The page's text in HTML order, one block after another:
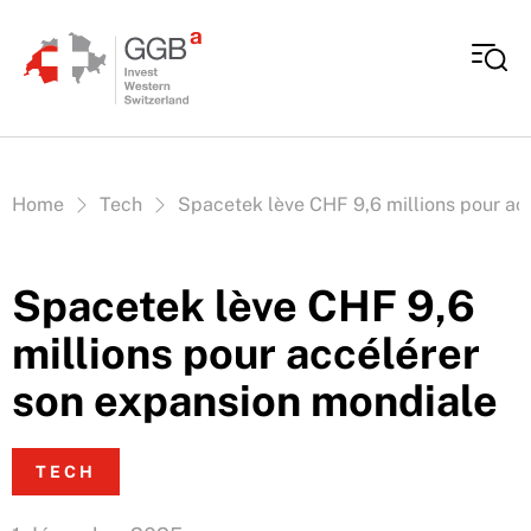
Vous êtes ici:
Home Tech Spacetek lève CHF 9,6 millions pour
Spacetek lève CHF 9,6
millions pour accélérer
son expansion mondiale
TECH